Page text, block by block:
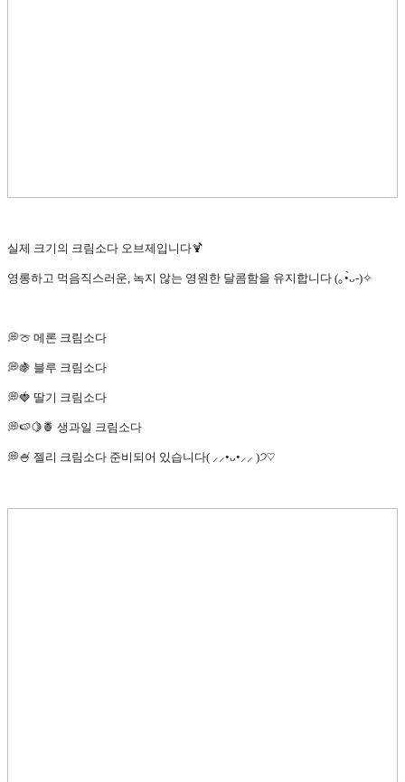
실제 크기의 크림소다 오브제입니다🍹
영롱하고 먹음직스러운, 녹지 않는 영원한 달콤함을 유지합니다 (｡•̀ᴗ-)✧
💭🍈 메론 크림소다
💭🍇 블루 크림소다
💭🍓 딸기 크림소다
💭🍉🍋🍍 생과일 크림소다
💭🍧 젤리 크림소다 준비되어 있습니다( ⸝⸝•ᴗ•⸝⸝ )੭♡